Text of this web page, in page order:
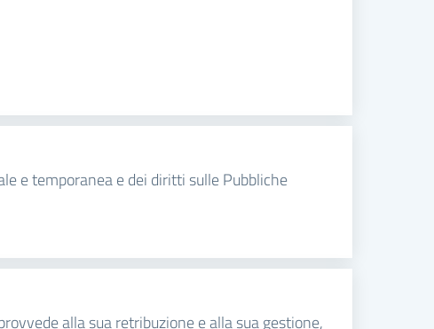
e temporanea e dei diritti sulle Pubbliche
alla sua retribuzione e alla sua gestione,